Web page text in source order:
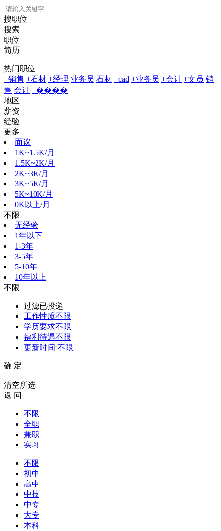
搜职位
搜索
职位
简历
热门职位
+销售 +石材 +经理 业务员 石材 +cad +业务员 +会计 +文员 销
售 会计 +����
地区
薪资
经验
更多
面议
1K~1.5K/月
1.5K~2K/月
2K~3K/月
3K~5K/月
5K~10K/月
0K以上/月
不限
无经验
1年以下
1-3年
3-5年
5-10年
10年以上
不限
过滤已投递
工作性质不限
学历要求不限
福利待遇不限
更新时间 不限
确 定
清空所选
返 回
不限
全职
兼职
实习
不限
初中
高中
中技
中专
大专
本科